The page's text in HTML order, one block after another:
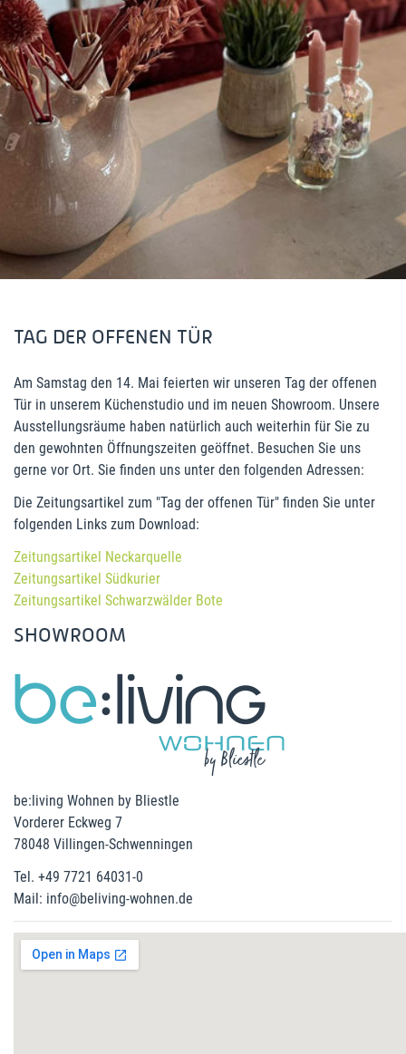
TAG DER OFFENEN TÜR
Am Samstag den 14. Mai feierten wir unseren Tag der offenen
Tür in unserem Küchenstudio und im neuen Showroom. Unsere
Ausstellungsräume haben natürlich auch weiterhin für Sie zu
den gewohnten Öffnungszeiten geöffnet. Besuchen Sie uns
gerne vor Ort. Sie finden uns unter den folgenden Adressen:
Die Zeitungsartikel zum "Tag der offenen Tür" finden Sie unter
folgenden Links zum Download:
Zeitungsartikel Neckarquelle
Zeitungsartikel Südkurier
Zeitungsartikel Schwarzwälder Bote
SHOWROOM
be:living Wohnen by Bliestle
Vorderer Eckweg 7
78048 Villingen-Schwenningen
Tel. +49 7721 64031-0
Mail: info@beliving-wohnen.de